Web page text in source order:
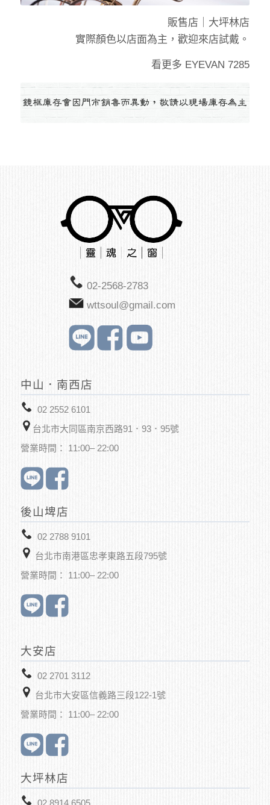
販售店｜ 大坪林店
實際顏色以店面為主，歡迎來店試戴。
看更多 EYEVAN 7285
02-2568-2783
wttsoul@gmail.com
中山．南西店
02 2552 6101
台北市大同區南京西路91．93．95號
營業時間： 11:00– 22:00
後山埤店
02 2788 9101
台北市南港區忠孝東路五段795號
營業時間： 11:00– 22:00
大安店
02 2701 3112
台北市大安區信義路三段122-1號
營業時間： 11:00– 22:00
大坪林店
02 8914 6505